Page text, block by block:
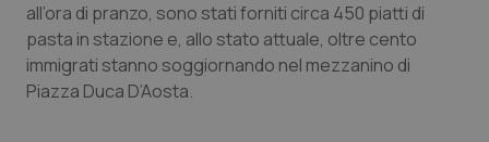
Emilia-Romagna
Friuli Venezia Giulia
Colesterolo & coronaropatie
Dermatite Atopica
all’ora di pranzo, sono stati forniti circa 450 piatti di
pasta in stazione e, allo stato attuale, oltre cento
immigrati stanno soggiornando nel mezzanino di
Piazza Duca D’Aosta.